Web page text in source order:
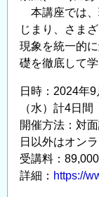
要
素
解
析
論
理
的
把
握
が
本講座では、
じまり、さま
現象を統一的
礎を徹底して学
日時：2024年
（水）計4日間
開催方法：対
日以外はオンラ
受講料：
詳細： https://